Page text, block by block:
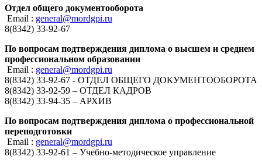
Отдел общего документооборота
Email : general@mordgpi.ru
8(8342) 33-92-67
По вопросам подтверждения диплома о высшем и среднем
профессиональном образовании
Email : general@mordgpi.ru
8(8342) 33-92-67 - ОТДЕЛ ОБЩЕГО ДОКУМЕНТООБОРОТА
8(8342) 33-92-59 – ОТДЕЛ КАДРОВ
8(8342) 33-94-35 – АРХИВ
По вопросам подтверждения диплома о профессиональной
переподготовки
Email : general@mordgpi.ru
8(8342) 33-92-61 – Учебно-методическое управление